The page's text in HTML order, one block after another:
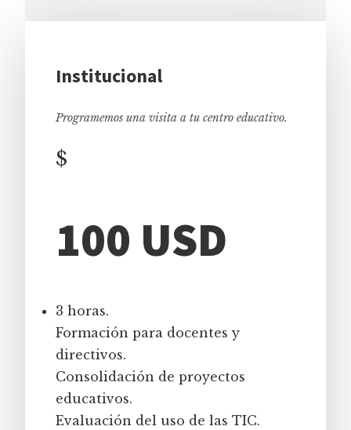
Institucional
Programemos una visita a tu centro educativo.
$
100 USD
3 horas.
Formación para docentes y
directivos.
Consolidación de proyectos
educativos.
Evaluación del uso de las TIC.